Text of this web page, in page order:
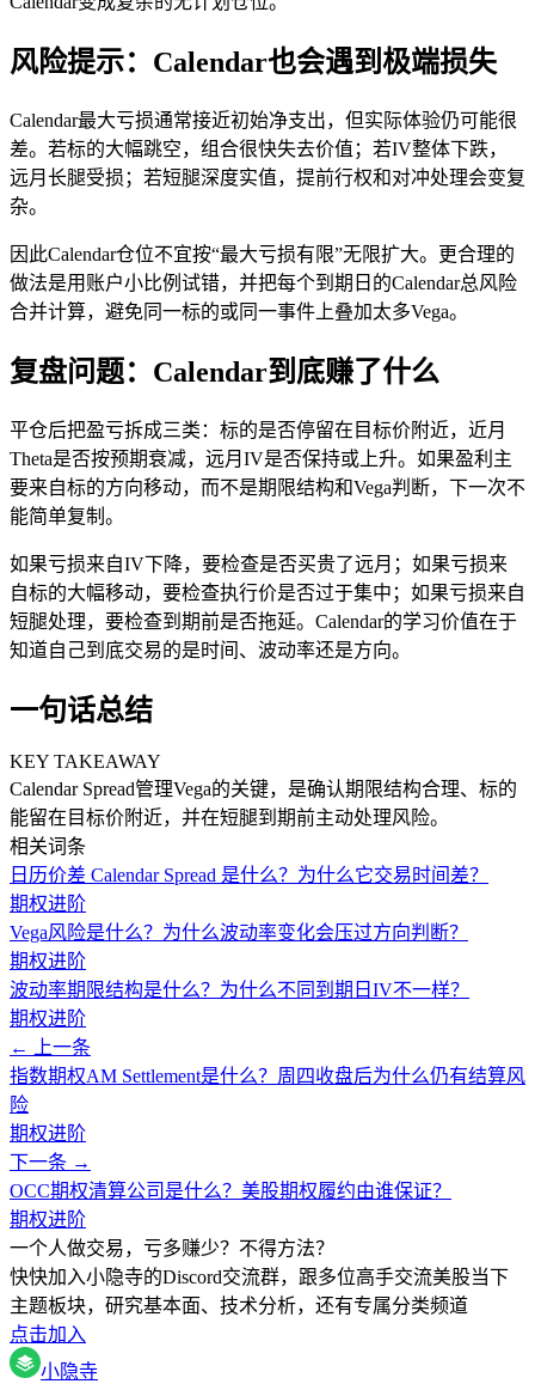
风险提示：Calendar也会遇到极端损失
Calendar最大亏损通常接近初始净支出，但实际体验仍可能很
差。若标的大幅跳空，组合很快失去价值；若IV整体下跌，
远月长腿受损；若短腿深度实值，提前行权和对冲处理会变复
杂。
因此Calendar仓位不宜按“最大亏损有限”无限扩大。更合理的
做法是用账户小比例试错，并把每个到期日的Calendar总风险
合并计算，避免同一标的或同一事件上叠加太多Vega。
复盘问题：Calendar到底赚了什么
平仓后把盈亏拆成三类：标的是否停留在目标价附近，近月
Theta是否按预期衰减，远月IV是否保持或上升。如果盈利主
要来自标的方向移动，而不是期限结构和Vega判断，下一次不
能简单复制。
如果亏损来自IV下降，要检查是否买贵了远月；如果亏损来
自标的大幅移动，要检查执行价是否过于集中；如果亏损来自
短腿处理，要检查到期前是否拖延。Calendar的学习价值在于
知道自己到底交易的是时间、波动率还是方向。
一句话总结
KEY TAKEAWAY
Calendar Spread管理Vega的关键，是确认期限结构合理、标的
能留在目标价附近，并在短腿到期前主动处理风险。
相关词条
日历价差 Calendar Spread 是什么？为什么它交易时间差？
期权进阶
Vega风险是什么？为什么波动率变化会压过方向判断？
期权进阶
波动率期限结构是什么？为什么不同到期日IV不一样？
期权进阶
← 上一条
指数期权AM Settlement是什么？周四收盘后为什么仍有结算风
险
期权进阶
下一条 →
OCC期权清算公司是什么？美股期权履约由谁保证？
期权进阶
一个人做交易，亏多赚少？不得方法？
快快加入小隐寺的Discord交流群，跟多位高手交流美股当下
主题板块，研究基本面、技术分析，还有专属分类频道
点击加入
小隐寺